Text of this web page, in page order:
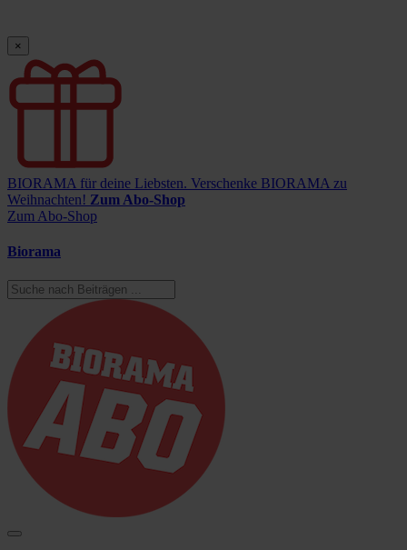
×
BIORAMA für deine Liebsten. Verschenke BIORAMA zu
Weihnachten! Zum Abo-Shop
Zum Abo-Shop
Biorama